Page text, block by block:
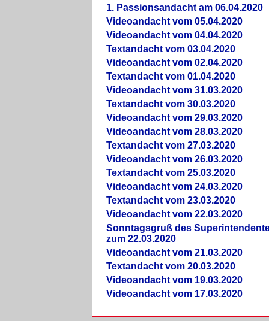
1. Passionsandacht am 06.04.2020
Videoandacht vom 05.04.2020
Videoandacht vom 04.04.2020
Textandacht vom 03.04.2020
Videoandacht vom 02.04.2020
Textandacht vom 01.04.2020
Videoandacht vom 31.03.2020
Textandacht vom 30.03.2020
Videoandacht vom 29.03.2020
Videoandacht vom 28.03.2020
Textandacht vom 27.03.2020
Videoandacht vom 26.03.2020
Textandacht vom 25.03.2020
Videoandacht vom 24.03.2020
Textandacht vom 23.03.2020
Videoandacht vom 22.03.2020
Sonntagsgruß des
zum 22.03.2020
Videoandacht vom 21.03.2020
Textandacht vom 20.03.2020
Videoandacht vom 19.03.2020
Videoandacht vom 17.03.2020